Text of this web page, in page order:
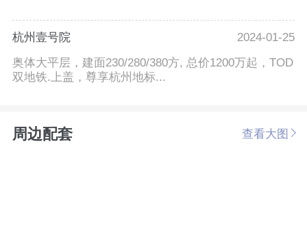
杭州壹号院
2024-01-25
奥体大平层，建面230/280/380方, 总价1200万起，TOD
双地铁.上盖，尊享杭州地标...
周边配套 查看大图